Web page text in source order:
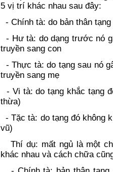
5 vị trí khác nhau sau đây:
- Chính tà: do bản thân
- Hư tà: do dạng trước nó
truyền sang con
- Thực tà: do tạng sau nó
truyền sang mẹ
- Vi tà: do tạng khắc tạng
thừa)
- Tặc tà: do tạng đó không
vũ)
Thí dụ: mất ngủ là một
khác nhau và cách chữa